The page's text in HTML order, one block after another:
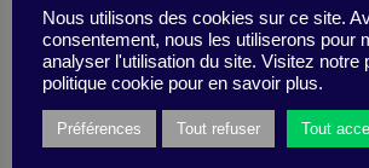
Turn the
opportunity
Nous utilisons des cookies sur ce site.
consentement, nous les utiliserons pour
analyser l'utilisation du site. Visitez notre
politique cookie pour en savoir plus.
Préférences Tout refuser Tout